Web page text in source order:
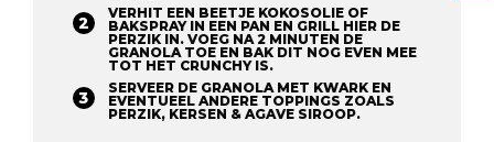
VERHIT EEN BEETJE KOKOSOLIE OF
BAKSPRAY IN EEN PAN EN GRILL HIER DE
PERZIK IN. VOEG NA 2 MINUTEN DE
GRANOLA TOE EN BAK DIT NOG EVEN MEE
TOT HET CRUNCHY IS. ⁠
SERVEER DE GRANOLA MET KWARK EN
EVENTUEEL ANDERE TOPPINGS ZOALS
PERZIK, KERSEN & AGAVE SIROOP.⁠